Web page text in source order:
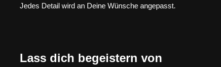
Jedes Detail wird an Deine Wünsche angepasst.
Lass dich begeistern von